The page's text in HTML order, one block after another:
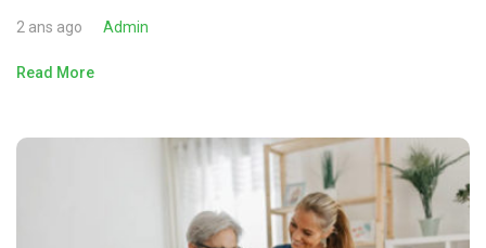
2 ans ago Admin
Read More